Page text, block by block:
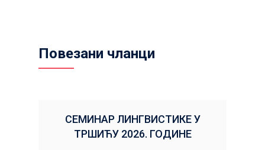
Повезани чланци
СЕМИНАР ЛИНГВИСТИКЕ У
ТРШИЋУ 2026. ГОДИНЕ